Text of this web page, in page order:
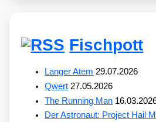
Fischpott
Langer Atem 29.07.2026
Qwert 27.05.2026
The Running Man
Der Astronaut: Project Hail